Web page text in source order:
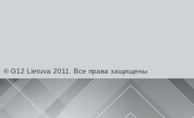
© G12 Lietuva 2011. Все права защищены